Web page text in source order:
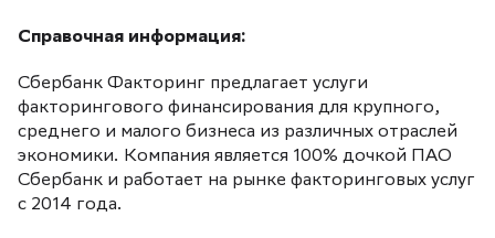
Справочная информация:
Сбербанк Факторинг предлагает услуги
факторингового финансирования для крупного,
среднего и малого бизнеса из различных отраслей
экономики. Компания является 100% дочкой ПАО
Сбербанк и работает на рынке факторинговых услуг
с 2014 года.